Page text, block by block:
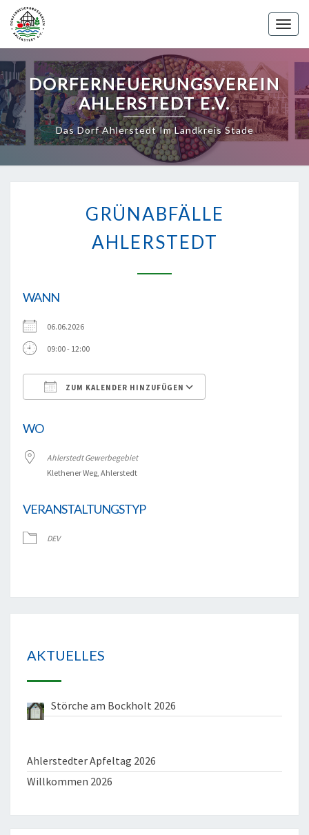
content
DORFERNEUERUNGSVEREIN
AHLERSTEDT E.V.
Das Dorf Ahlerstedt Im Landkreis Stade
AHLERSTEDT
GRÜNABFÄLLE
AHLERSTEDT
WANN
06.06.2026
09:00 - 12:00
ZUM KALENDER HINZUFÜGEN
WO
Ahlerstedt Gewerbegebiet
Klethener Weg, Ahlerstedt
VERANSTALTUNGSTYP
DEV
AKTUELLES
Störche am Bockholt 2026
Ahlerstedter Apfeltag 2026
Willkommen 2026